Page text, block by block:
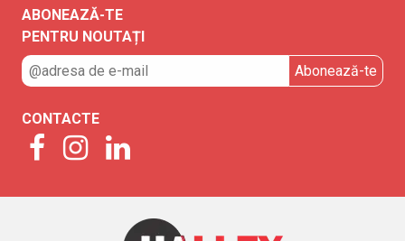
ABONEAZĂ-TE
PENTRU NOUTAȚI
CONTACTE